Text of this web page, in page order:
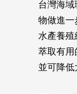
台灣海
物做進一
水產養殖
萃取有用
並可降低